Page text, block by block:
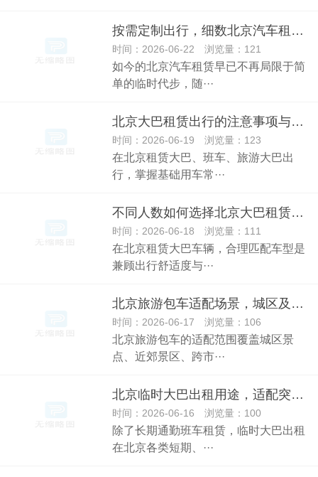
按需定制出行，细数北京汽车租赁的多元适配场景
时间：2026-06-22 浏览量：121
如今的北京汽车租赁早已不再局限于简
单的临时代步，随···
北京大巴租赁出行的注意事项与实用常识
时间：2026-06-19 浏览量：123
在北京租赁大巴、班车、旅游大巴出
行，掌握基础用车常···
不同人数如何选择北京大巴租赁车型
时间：2026-06-18 浏览量：111
在北京租赁大巴车辆，合理匹配车型是
兼顾出行舒适度与···
北京旅游包车适配场景，城区及周边出游全覆盖
时间：2026-06-17 浏览量：106
北京旅游包车的适配范围覆盖城区景
点、近郊景区、跨市···
北京临时大巴出租用途，适配突发性活动出行
时间：2026-06-16 浏览量：100
除了长期通勤班车租赁，临时大巴出租
在北京各类短期、···